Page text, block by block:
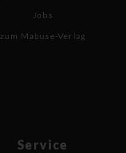
Jobs
zum Mabuse-Verlag
Service